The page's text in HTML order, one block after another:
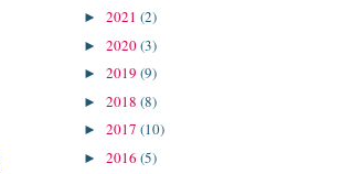
► 2021 (2)
► 2020(3)
► 2019 (9)
► 2018 (8)
► 2017 (10)
► 2016 (5)